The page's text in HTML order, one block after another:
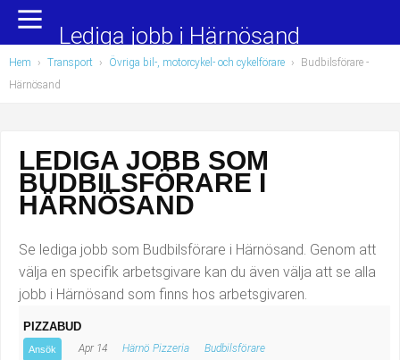
Yrkesområden
Administration, ekonomi, juridik
Chefer och verksamhetsledare
Data/IT
Försäljning, inköp, marknadsföring
Hantverksyrken
Hotell, restaurang, storhushåll
Populära jobb
Undersköterska, hemtjänst och äldreboende
Barnskötare
Lärare i förskola/Förskollärare
Lagerarbetare
Bussförare/Busschaufför
Elevassistent
Lediga jobb i Härnösand
Hem › Transport › Övriga bil-, motorcykel- och cykelförare › Budbilsförare -
Härnösand
LEDIGA JOBB SOM
BUDBILSFÖRARE I
HÄRNÖSAND
Se lediga jobb som Budbilsförare i Härnösand. Genom att
välja en specifik arbetsgivare kan du även välja att se alla
jobb i Härnösand som finns hos arbetsgivaren.
PIZZABUD
Ansök Apr 14 Härnö Pizzeria Budbilsförare